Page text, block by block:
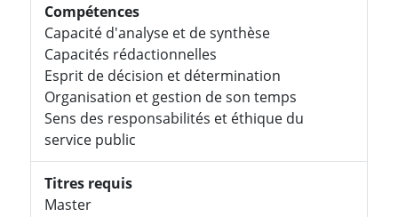
Compétences
Capacité d'analyse et de synthèse
Capacités rédactionnelles
Esprit de décision et détermination
Organisation et gestion de son temps
Sens des responsabilités et éthique du
service public
Titres requis
Master